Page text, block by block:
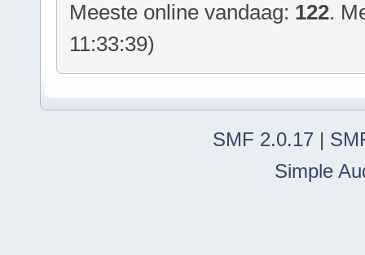
Meeste online vandaag: 122.
11:33:39)
SMF 2.0.17 |
Simple